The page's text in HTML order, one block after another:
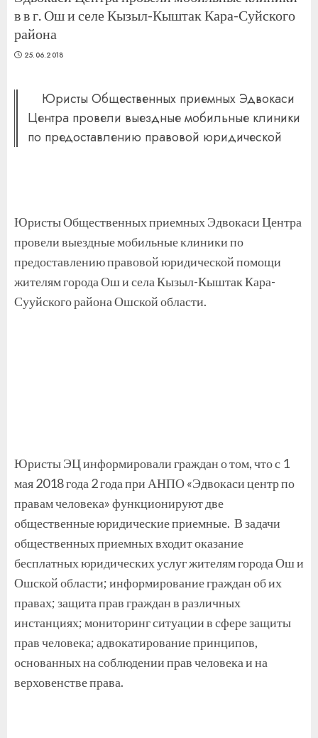
в в г. Ош и селе Кызыл-Кыштак Кара-Суйского
района
25.06.2018
Юристы Общественных приемных Эдвокаси
Центра провели выездные мобильные клиники
по предоставлению правовой юридической
Юристы Общественных приемных Эдвокаси Центра
провели выездные мобильные клиники по
предоставлению правовой юридической помощи
жителям города Ош и села Кызыл-Кыштак Кара-
Сууйского района Ошской области.
Юристы ЭЦ информировали граждан о том, что с 1
мая 2018 года 2 года при АНПО «Эдвокаси центр по
правам человека» функционируют две
общественные юридические приемные. В задачи
общественных приемных входит оказание
бесплатных юридических услуг жителям города Ош и
Ошской области; информирование граждан об их
правах; защита прав граждан в различных
инстанциях; мониторинг ситуации в сфере защиты
прав человека; адвокатирование принципов,
основанных на соблюдении прав человека и на
верховенстве права.